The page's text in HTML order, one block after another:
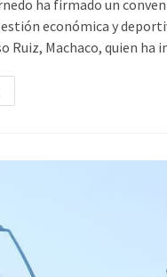
ha firmado un
económica y
Ruiz, Machaco, quien